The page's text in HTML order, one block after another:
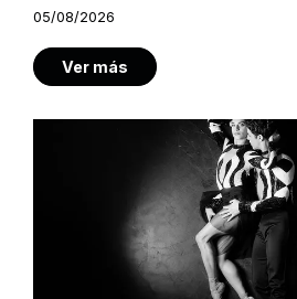
05/08/2026
Ver más